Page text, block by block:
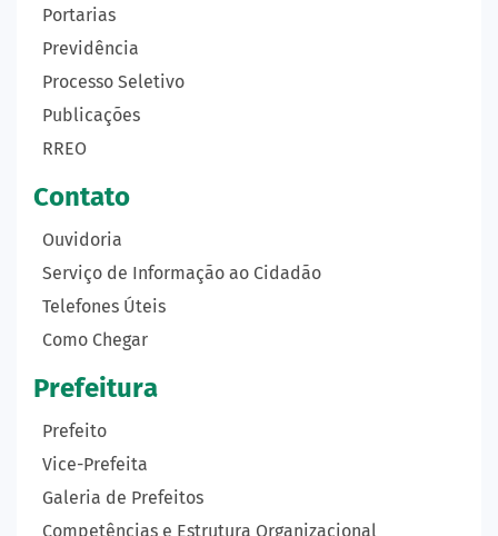
Portarias
Previdência
Processo Seletivo
Publicações
RREO
Contato
Ouvidoria
Serviço de Informação ao Cidadão
Telefones Úteis
Como Chegar
Prefeitura
Prefeito
Vice-Prefeita
Galeria de Prefeitos
Competências e Estrutura Organizacional